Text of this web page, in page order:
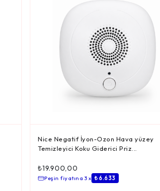
Nice Negatif İyon-Ozon Hava yüzey
Temizleyici Koku Giderici Priz...
₺19.900,00
Peşin fiyatına 3 x ₺ 6.633